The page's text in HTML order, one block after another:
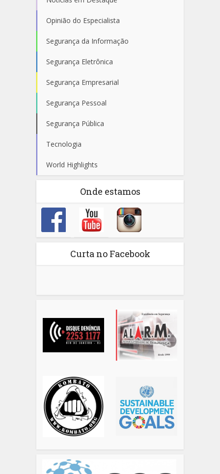
Opinião do Especialista
Segurança da Informação
Segurança Eletrônica
Segurança Empresarial
Segurança Pessoal
Segurança Pública
Tecnologia
World Highlights
Onde estamos
Curta no Facebook